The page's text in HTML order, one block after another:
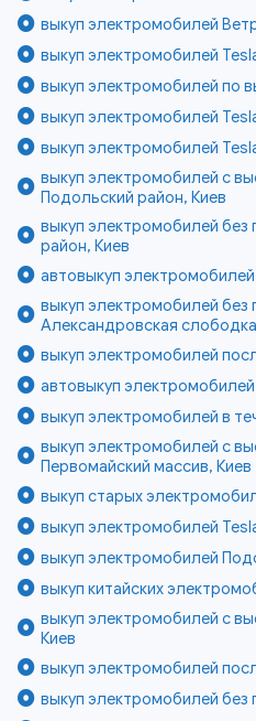
выкуп электромобилей
выкуп электромобилей
выкуп электромобилей по
выкуп электромобилей
выкуп электромобилей
выкуп электромобилей с
Подольский район, Киев
выкуп электромобилей
район, Киев
автовыкуп
выкуп электромобилей без
Александровская
выкуп электромобилей
автовыкуп
выкуп электромобилей в
выкуп электромобилей с
Первомайский массив, Киев
выкуп старых
выкуп электромобилей
выкуп электромобилей
выкуп китайских
выкуп электромобилей с
Киев
выкуп электромобилей
выкуп электромобилей без